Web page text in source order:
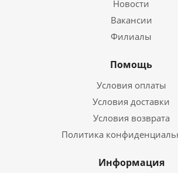
Новости
Вакансии
Филиалы
Помощь
Условия оплаты
Условия доставки
Условия возврата
Политика
Информация